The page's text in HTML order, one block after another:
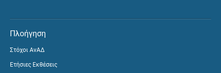
Πλοήγηση
Στόχοι ΑνΑΔ
Ετήσιες Εκθέσεις